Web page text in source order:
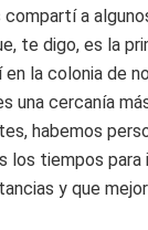
a
te digo, es la
la colonia de
una cercanía
habemos
los tiempos para
y que